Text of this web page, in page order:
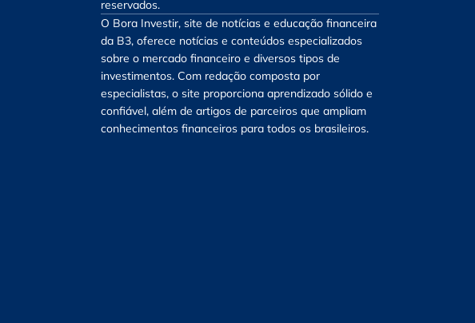
reservados.
O Bora Investir, site de notícias e educação financeira
da B3, oferece notícias e conteúdos especializados
sobre o mercado financeiro e diversos tipos de
investimentos. Com redação composta por
especialistas, o site proporciona aprendizado sólido e
confiável, além de artigos de parceiros que ampliam
conhecimentos financeiros para todos os brasileiros.